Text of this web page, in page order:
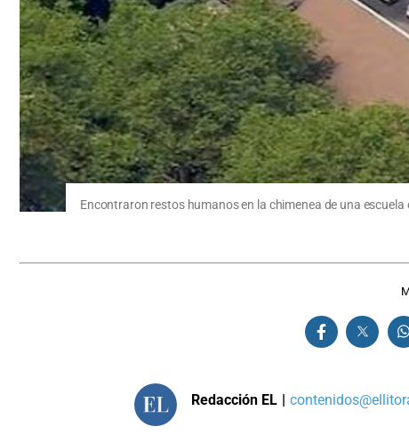
Encontraron restos humanos en la chimenea de una escuela
Redacción EL |